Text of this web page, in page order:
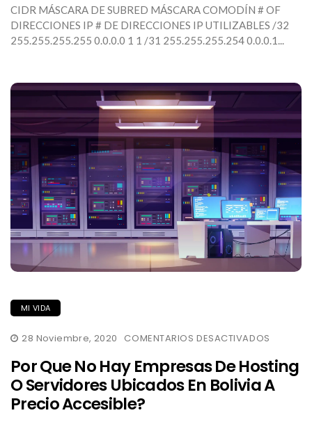
WILDCARD’S
PARA
FACILITAR
EL
CIDR MÁSCARA DE SUBRED MÁSCARA COMODÍN # OF
DIRECCIONES IP # DE DIRECCIONES IP UTILIZABLES /32
255.255.255.255 0.0.0.0 1 1 /31 255.255.255.254 0.0.0.1...
MI VIDA
28 Noviembre, 2020 COMENTARIOS DESACTIVADOS
QUE
NO
HAY
Por Que No Hay Empresas De Hosting
O Servidores Ubicados En Bolivia A
Precio Accesible?